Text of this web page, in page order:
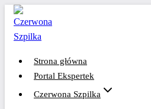
Przejdź
treści
Strona główna
Portal Ekspertek
Czerwona Szpilka